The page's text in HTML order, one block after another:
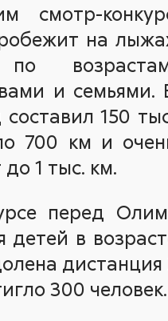
смотр-
на
и семьями.
150
700 км и
1 тыс. км.
перед
детей в
300 человек.